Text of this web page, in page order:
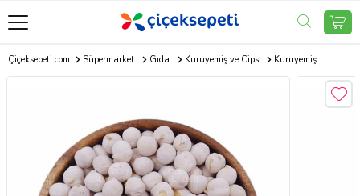
Çiçeksepeti.com Süpermarket Gıda Kuruyemiş ve Cips Kuruyemiş